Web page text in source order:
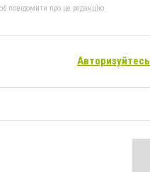
повідомити про це редакцію
Авторизуйтесь